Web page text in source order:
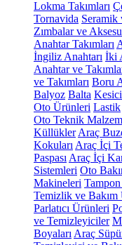
Lokma Takımları
Tornavida Seramik
Zımbalar ve
Anahtar Takımları
İngiliz Anahtarı İki
Anahtar ve
ve Takımları Boru
Balyoz Balta
Oto Ürünleri Lastik
Oto Teknik
Küllükler Araç
Kokuları Araç İçi
Paspası Araç İçi
Sistemleri Oto
Makineleri
Temizlik ve Bakım
Parlatıcı Ürünleri
ve Temizleyiciler
Boyaları Araç